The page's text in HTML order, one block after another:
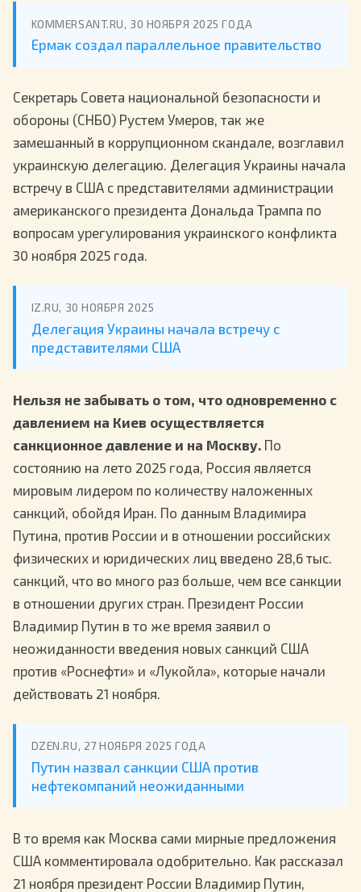
KOMMERSANT.RU, 30 НОЯБРЯ 2025 ГОДА
Ермак создал параллельное правительство
Секретарь Совета национальной безопасности и
обороны (СНБО) Рустем Умеров, так же
замешанный в коррупционном скандале, возглавил
украинскую делегацию. Делегация Украины начала
встречу в США с представителями администрации
американского президента Дональда Трампа по
вопросам урегулирования украинского конфликта
30 ноября 2025 года.
IZ.RU, 30 НОЯБРЯ 2025
Делегация Украины начала встречу с
представителями США
Нельзя не забывать о том, что одновременно с
давлением на Киев осуществляется
санкционное давление и на Москву. По
состоянию на лето 2025 года, Россия является
мировым лидером по количеству наложенных
санкций, обойдя Иран. По данным Владимира
Путина, против России и в отношении российских
физических и юридических лиц введено 28,6 тыс.
санкций, что во много раз больше, чем все санкции
в отношении других стран. Президент России
Владимир Путин в то же время заявил о
неожиданности введения новых санкций США
против «Роснефти» и «Лукойла», которые начали
действовать 21 ноября.
DZEN.RU, 27 НОЯБРЯ 2025 ГОДА
Путин назвал санкции США против
нефтекомпаний неожиданными
В то время как Москва сами мирные предложения
США комментировала одобрительно. Как рассказал
21 ноября президент России Владимир Путин,